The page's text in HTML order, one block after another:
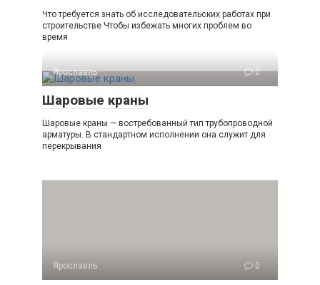
Что требуется знать об исследовательских работах при
строительстве Чтобы избежать многих проблем во
время
Ярославль 0
Шаровые краны
Шаровые краны — востребованный тип трубопроводной
арматуры. В стандартном исполнении она служит для
перекрывания
Ярославль 0